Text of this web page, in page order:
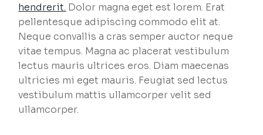
hendrerit. Dolor magna eget est lorem. Erat
pellentesque adipiscing commodo elit at.
Neque convallis a cras semper auctor neque
vitae tempus. Magna ac placerat vestibulum
lectus mauris ultrices eros. Diam maecenas
ultricies mi eget mauris. Feugiat sed lectus
vestibulum mattis ullamcorper velit sed
ullamcorper.